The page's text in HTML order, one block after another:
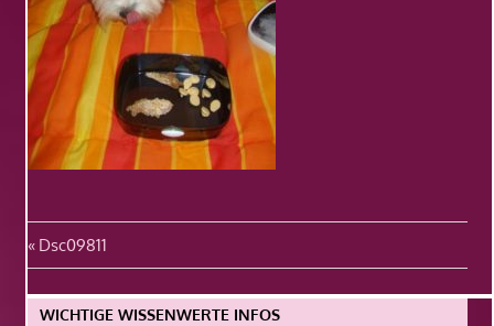
Beitragsnavigation
Vorheriger
Beitrag:
Dsc09811
WICHTIGE WISSENWERTE INFOS